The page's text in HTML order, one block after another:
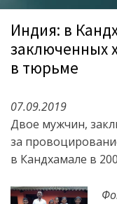
Индия: в
заключенных
в тюрьме
07.09.2019
Двое мужчин,
за
в Кандхамале в